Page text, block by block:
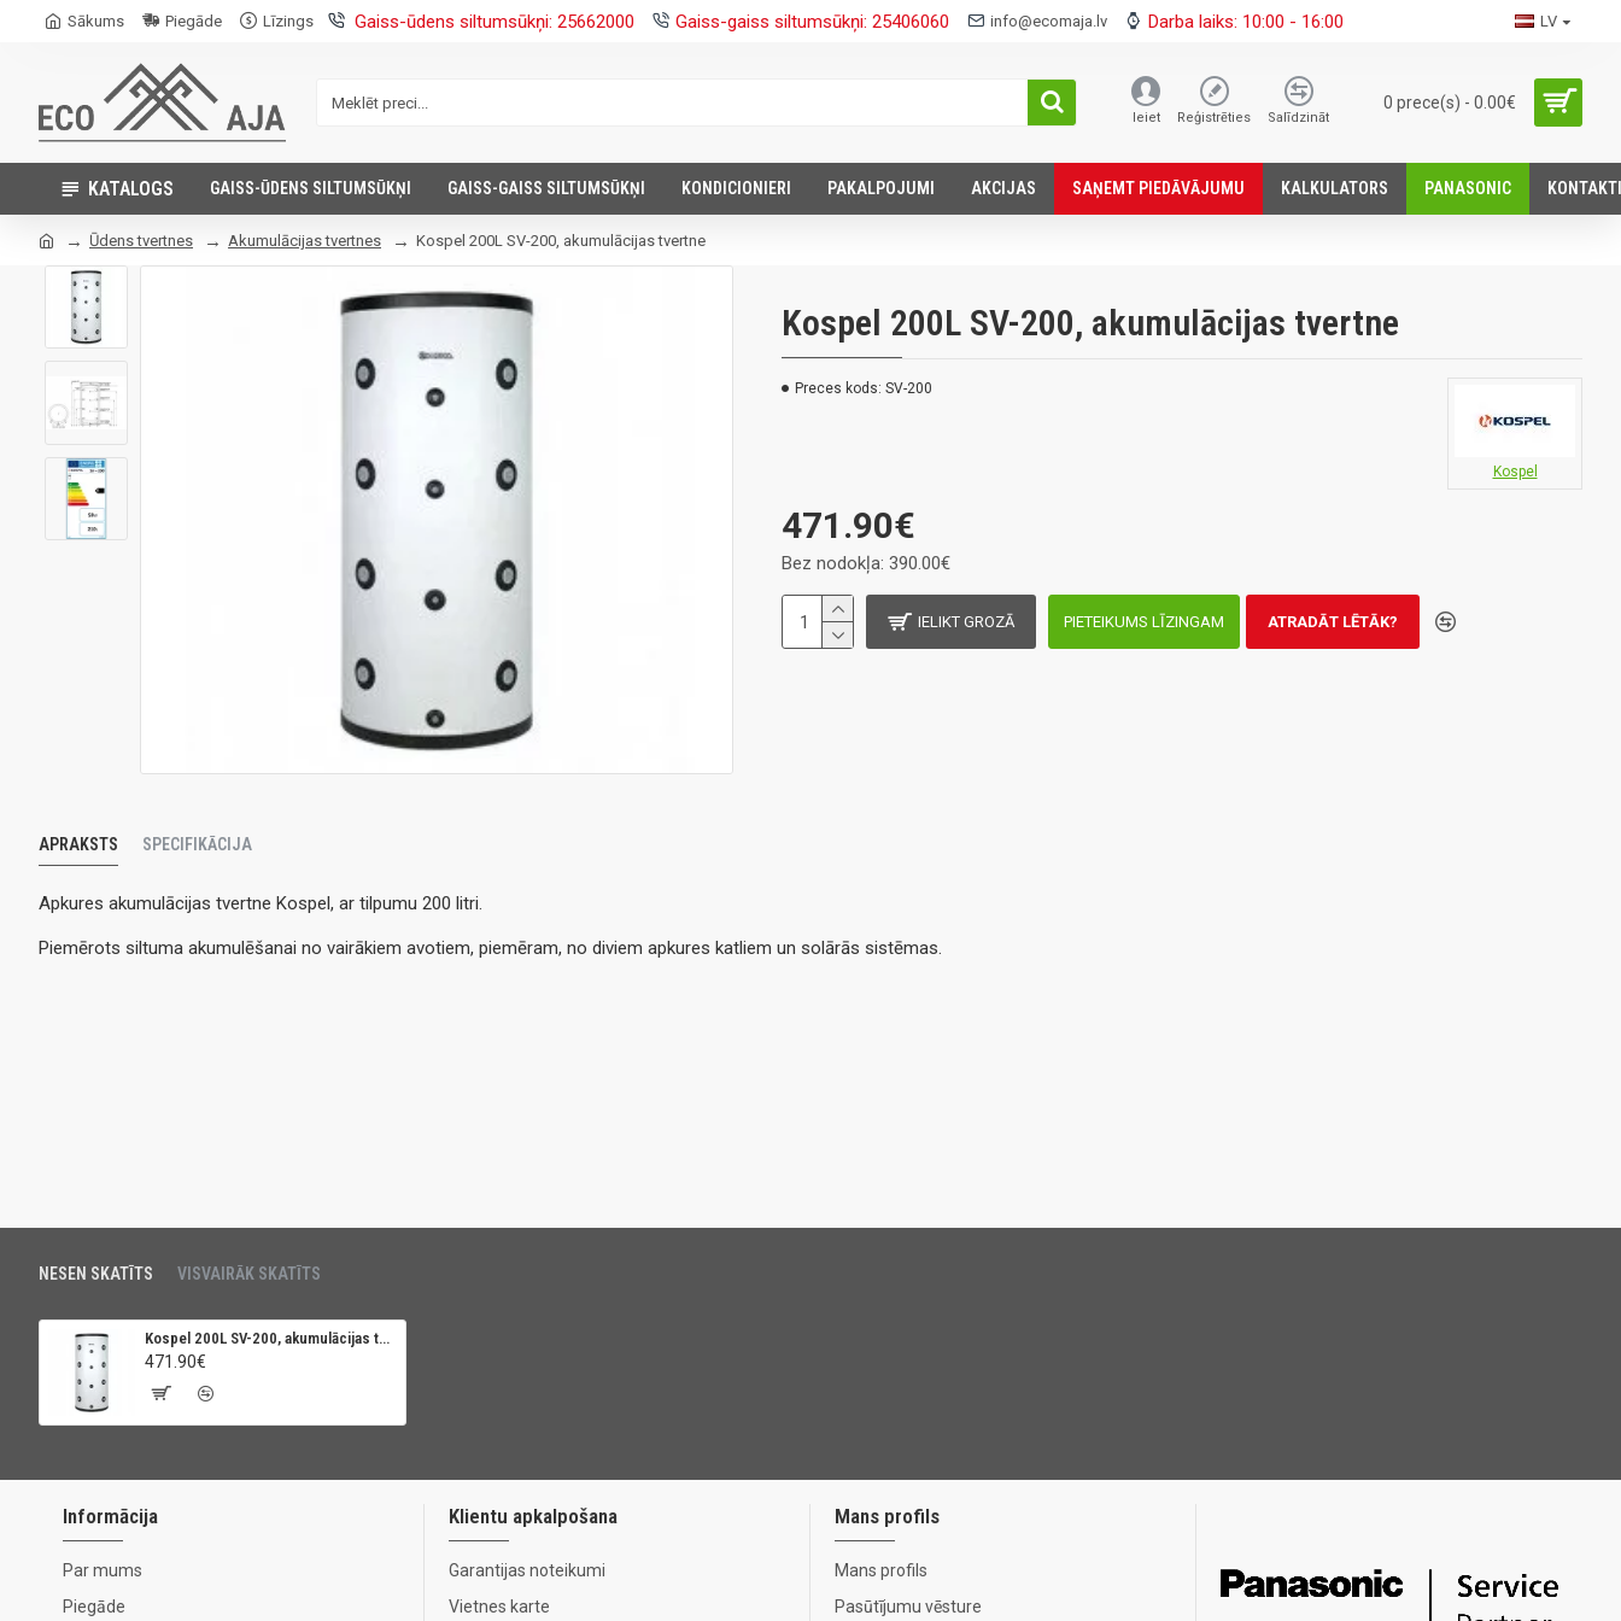
Sākums Piegāde Līzings Gaiss-ūdens siltumsūkņi: 25662000 Gaiss-gaiss siltumsūkņi: 25406060 info@ecomaja.lv Darba laiks: 10:00 - 16:00 LV
Ieiet Reģistrēties Salīdzināt
0 prece(s) - 0.00€
KATALOGS GAISS-ŪDENS SILTUMSŪKŅI GAISS-GAISS SILTUMSŪKŅI KONDICIONIERI PAKALPOJUMI AKCIJAS SАŅEMT PIEDĀVĀJUMU KALKULATORS PANASONIC KONTAKTI
Ūdens tvertnes Akumulācijas tvertnes Kospel 200L SV-200, akumulācijas tvertne
Kospel 200L SV-200, akumulācijas tvertne
Preces kods: SV-200
Kospel
471.90€
Bez nodokļa: 390.00€
IELIKT GROZĀ PIETEIKUMS LĪZINGAM ATRADĀT LĒTĀK?
APRAKSTS SPECIFIKĀCIJA
Apkures akumulācijas tvertne Kospel, ar tilpumu 200 litri.
Piemērots siltuma akumulēšanai no vairākiem avotiem, piemēram, no diviem apkures katliem un solārās sistēmas.
NESEN SKATĪTS VISVAIRĀK SKATĪTS
Kospel 200L SV-200, akumulācijas tvertne
471.90€
Informācija
Par mums
Piegāde
Klientu apkalpošana
Garantijas noteikumi
Vietnes karte
Mans profils
Mans profils
Pasūtījumu vēsture